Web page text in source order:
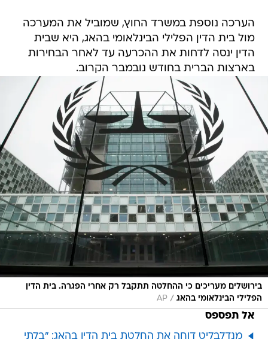
הערכה נוספת במשרד החוץ, שמוביל את המערכה
מול בית הדין הפלילי הבינלאומי בהאג, היא שבית
הדין ינסה לדחות את ההכרעה עד לאחר הבחירות
בארצות הברית בחודש נובמבר הקרוב.
בירושלים מעריכים כי ההחלטה תתקבל רק אחרי הפגרה. בית הדין
הפלילי הבינלאומי בהאג /
AP
אל תפספס
מנדלבליט דוחה את החלטת בית הדין בהאג: "בלתי